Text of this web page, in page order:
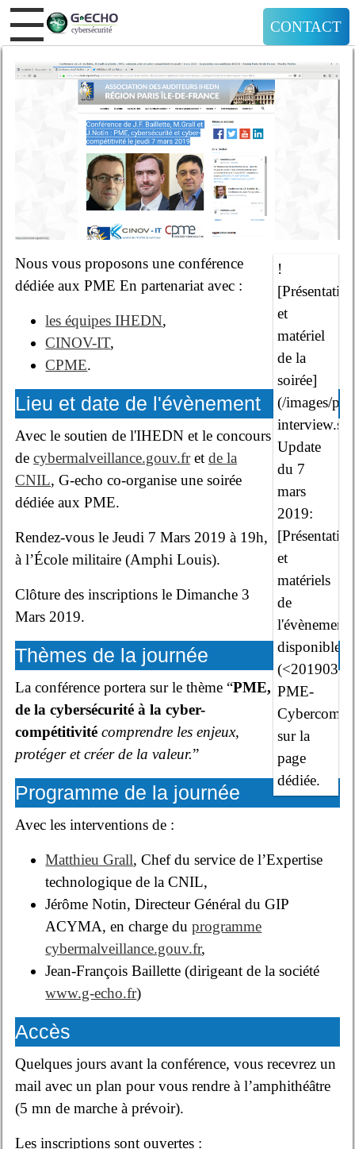
CONTACT
!
et
matériel
de la
soirée]
(/images/
Update
du 7
mars
2019:
et
matériels
de
l'évènement
disponibles]
PME-
sur la
page
dédiée.
Nous vous proposons une conférence
dédiée aux PME En partenariat avec :
les équipes IHEDN,
CINOV-IT,
CPME.
Lieu et date de l'évènement
Avec le soutien de l'IHEDN et le concours
de cybermalveillance.gouv.fret de la
CNIL, G-echo co-organise une soirée
dédiée aux PME.
Rendez-vous le Jeudi 7 Mars 2019 à 19h,
à l’École militaire (Amphi Louis).
Clôture des inscriptions le Dimanche 3
Mars 2019.
Thèmes de la journée
La conférence portera sur le thème “PME,
de la cybersécurité à la cyber-
compétitivité comprendre les enjeux,
protéger et créer de la valeur.”
Programme de la journée
Avec les interventions de :
Matthieu Grall, Chef du service de l’Expertise
technologique de la CNIL,
Jérôme Notin, Directeur Général du GIP
ACYMA, en charge duprogramme
cybermalveillance.gouv.fr,
Jean-François Baillette (dirigeant de la société
www.g-echo.fr)
Accès
Quelques jours avant la conférence, vous recevrez un
mail avec un plan pour vous rendre à l’amphithéâtre
(5 mn de marche à prévoir).
Les inscriptions sont ouvertes :